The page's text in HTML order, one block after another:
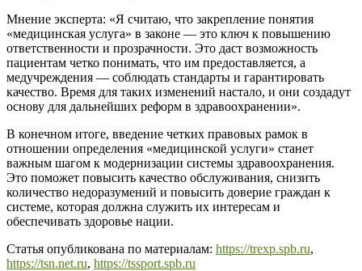
Мнение эксперта: «Я считаю, что закрепление понятия
«медицинская услуга» в законе — это ключ к повышению
ответственности и прозрачности. Это даст возможность
пациентам четко понимать, что им предоставляется, а
медучреждения — соблюдать стандарты и гарантировать
качество. Время для таких изменений настало, и они создадут
основу для дальнейших реформ в здравоохранении».
В конечном итоге, введение четких правовых рамок в
отношении определения «медицинской услуги» станет
важным шагом к модернизации системы здравоохранения.
Это поможет повысить качество обслуживания, снизить
количество недоразумений и повысить доверие граждан к
системе, которая должна служить их интересам и
обеспечивать здоровье нации.
Статья опубликована по материалам: https://trexp.spb.ru,
https://tsn.net.ru, https://tssport.spb.ru